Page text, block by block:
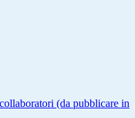
(da pubblicare in